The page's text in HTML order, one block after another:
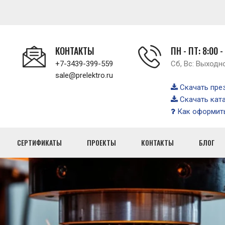
КОНТАКТЫ
+7-3439-399-559
sale@prelektro.ru
ПН - ПТ: 8:00 -
Сб, Вс:
Скачать
Скачать
Как
СЕРТИФИКАТЫ ПРОЕКТЫ КОНТАКТЫ БЛОГ